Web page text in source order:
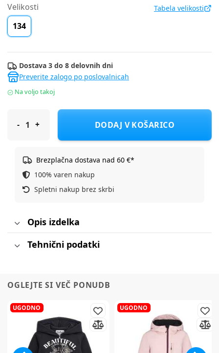
Velikosti Tabela velikosti
134
Dostava 3 do 8 delovnih dni
Preverite zalogo po poslovalnicah
Na voljo takoj
Original Marines pulover DR DFA3528F D Črna 134
DODAJ V KOŠARICO
Brezplačna dostava nad 60 €*
100% varen nakup
Spletni nakup brez skrbi
Opis izdelka
Tehnični podatki
OGLEJTE SI VEČ PONUDB
UGODNO UGODNO